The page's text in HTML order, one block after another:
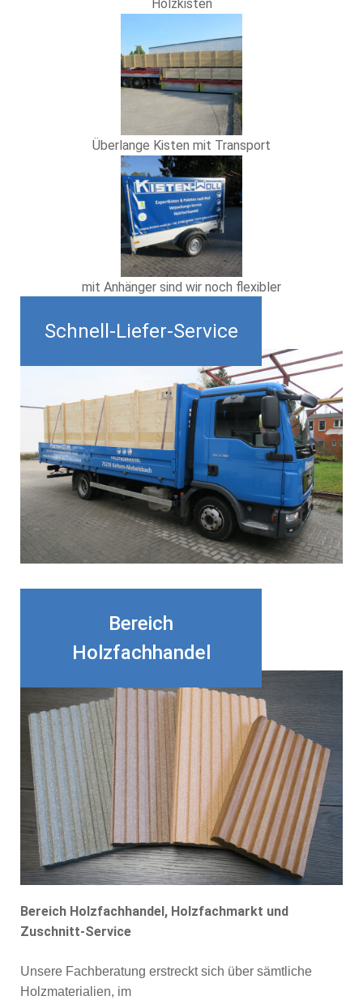
Schnell-Liefer-Service
Holzkisten
Überlange Kisten mit Transport
mit Anhänger sind wir noch flexibler
Bereich Holzfachhandel, Holzfachmarkt und
Zuschnitt-Service
Unsere Fachberatung erstreckt sich über sämtliche
Holzmaterialien, im
Bereich
Holzfachhandel